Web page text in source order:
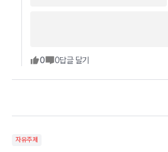
0 0답글 달기
자유주제